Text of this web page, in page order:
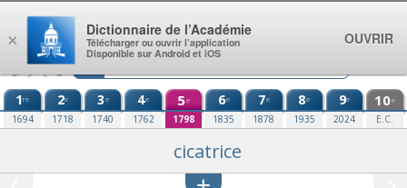
Aller au contenu
1re
1694
2e
1718
3e
1740
4e
1762
5e
1798
6e
1835
7e
1878
8e
1935
9e
2024
10e
E.C.
cicatrice
×
Dictionnaire de l’Académie
Télécharger ou ouvrir l’application
Disponible sur Android et iOS
OUVRIR